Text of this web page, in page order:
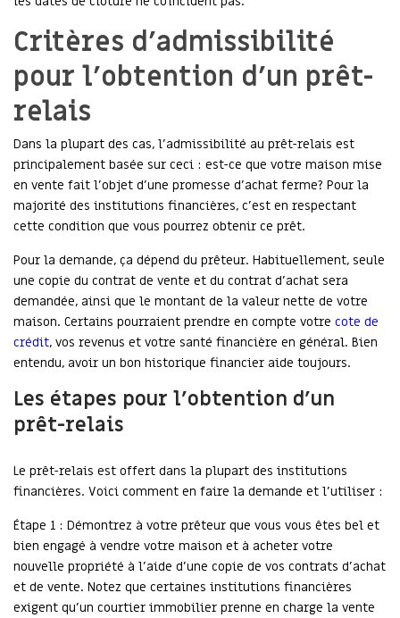
Critères d’admissibilité
pour l’obtention d’un prêt-
relais
Dans la plupart des cas, l’admissibilité au prêt-relais est
principalement basée sur ceci : est-ce que votre maison mise
en vente fait l’objet d’une promesse d’achat ferme? Pour la
majorité des institutions financières, c’est en respectant
cette condition que vous pourrez obtenir ce prêt.
Pour la demande, ça dépend du prêteur. Habituellement, seule
une copie du contrat de vente et du contrat d’achat sera
demandée, ainsi que le montant de la valeur nette de votre
maison. Certains pourraient prendre en compte votre cote de
crédit, vos revenus et votre santé financière en général. Bien
entendu, avoir un bon historique financier aide toujours.
Les étapes pour l’obtention d’un
prêt-relais
Le prêt-relais est offert dans la plupart des institutions
financières. Voici comment en faire la demande et l’utiliser :
Étape 1 : Démontrez à votre prêteur que vous vous êtes bel et
bien engagé à vendre votre maison et à acheter votre
nouvelle propriété à l’aide d’une copie de vos contrats d’achat
et de vente. Notez que certaines institutions financières
exigent qu’un courtier immobilier prenne en charge la vente